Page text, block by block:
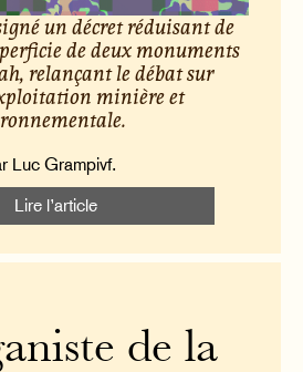
un décret réduisant de
de deux monuments
relançant le débat sur
minière et
Luc Grampivf.
Lire l’article
de la